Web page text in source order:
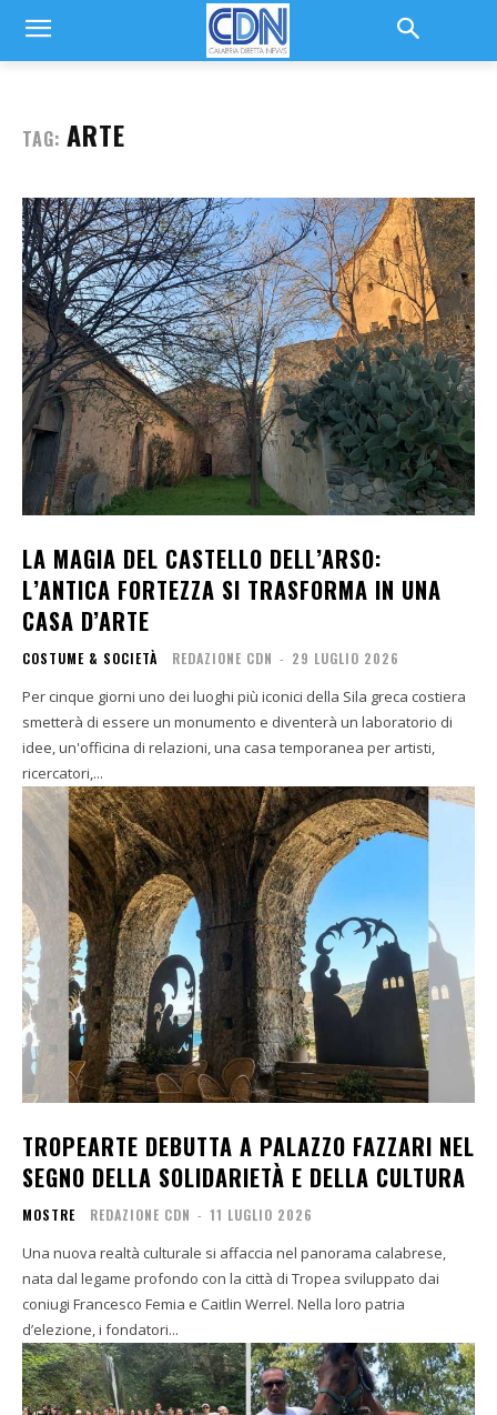
TAG: ARTE
LA MAGIA DEL CASTELLO DELL’ARSO:
L’ANTICA FORTEZZA SI TRASFORMA IN UNA
CASA D’ARTE
COSTUME & SOCIETÀ REDAZIONE CDN - 29 LUGLIO 2026
Per cinque giorni uno dei luoghi più iconici della Sila greca costiera
smetterà di essere un monumento e diventerà un laboratorio di
idee, un'officina di relazioni, una casa temporanea per artisti,
ricercatori,...
TROPEARTE DEBUTTA A PALAZZO FAZZARI NEL
SEGNO DELLA SOLIDARIETÀ E DELLA CULTURA
MOSTRE REDAZIONE CDN - 11 LUGLIO 2026
Una nuova realtà culturale si affaccia nel panorama calabrese,
nata dal legame profondo con la città di Tropea sviluppato dai
coniugi Francesco Femia e Caitlin Werrel. Nella loro patria
d’elezione, i fondatori...